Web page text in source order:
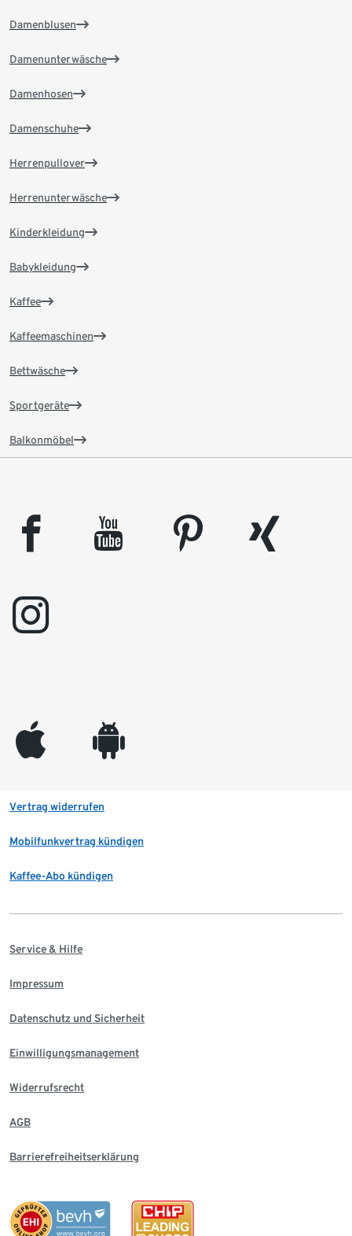
Damenblusen
Damenunterwäsche
Damenhosen
Damenschuhe
Herrenpullover
Herrenunterwäsche
Kinderkleidung
Babykleidung
Kaffee
Kaffeemaschinen
Bettwäsche
Sportgeräte
Balkonmöbel
facebook youtube pinterest
xing
instagram
appleinc android
Vertrag widerrufen
Mobilfunkvertrag kündigen
Kaffee-Abo kündigen
Service & Hilfe
Impressum
Datenschutz und Sicherheit
Einwilligungsmanagement
Widerrufsrecht
AGB
Barrierefreiheitserklärung